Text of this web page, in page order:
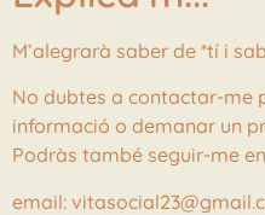
M’alegrarà saber de *tí i
No dubtes a contactar-me
informació o demanar un
Podràs també seguir-me
email: